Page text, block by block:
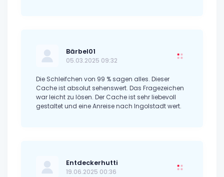
Bärbel01
05.03.2025 09:32
Die Schleifchen von 99 % sagen alles. Dieser
Cache ist absolut sehenswert. Das Fragezeichen
war leicht zu lösen. Der Cache ist sehr liebevoll
gestaltet und eine Anreise nach Ingolstadt wert.
Entdeckerhutti
19.06.2025 00:36